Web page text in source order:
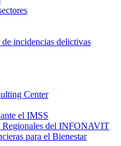
incidencias delictivas
Center
el IMSS
Regionales del INFONAVIT
para el Bienestar